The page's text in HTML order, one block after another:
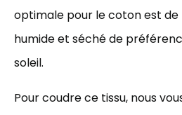
optimale pour le coton est de
humide et séché de
soleil.
Pour coudre ce tissu, nous